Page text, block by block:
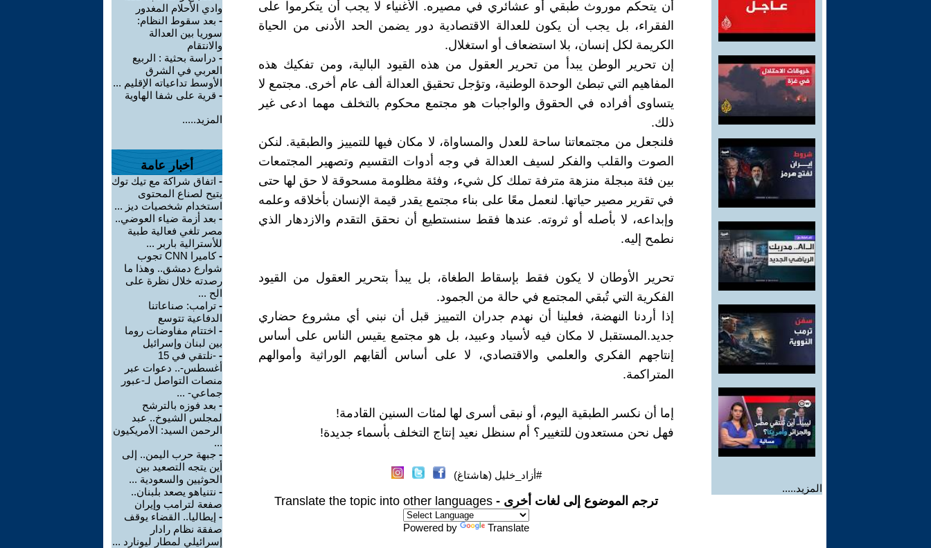
المزيد.....
أن يتحكم موروث طبقي أو عشائري في مصيره. الأغنياء لا يجب أن يتكرموا على
الفقراء، بل يجب أن يكون للعدالة الاقتصادية دور يضمن الحد الأدنى من الحياة
الكريمة لكل إنسان، بلا استضعاف أو استغلال.
إن تحرير الوطن يبدأ من تحرير العقول من هذه القيود البالية، ومن تفكيك هذه
المفاهيم التي تبطئ الوحدة الوطنية، وتؤجل تحقيق العدالة ألف عام أخرى. مجتمع لا
يتساوى أفراده في الحقوق والواجبات هو مجتمع محكوم بالتخلف مهما ادعى غير
ذلك.
فلنجعل من مجتمعاتنا ساحة للعدل والمساواة، لا مكان فيها للتمييز والطبقية. لنكن
الصوت والقلب والفكر لسيف العدالة في وجه أدوات التقسيم وتصهير المجتمعات
بين فئة مبجلة منزهة مترفة تملك كل شيء، وفئة مظلومة مسحوقة لا حق لها حتى
في تقرير مصير حياتها. لنعمل معًا على بناء مجتمع يقدر قيمة الإنسان بأخلاقه وعلمه
وإبداعه، لا بأصله أو ثروته. عندها فقط سنستطيع أن نحقق التقدم والازدهار الذي
نطمح إليه.
تحرير الأوطان لا يكون فقط بإسقاط الطغاة، بل يبدأ بتحرير العقول من القيود
الفكرية التي تُبقي المجتمع في حالة من الجمود.
إذا أردنا النهضة، فعلينا أن نهدم جدران التمييز قبل أن نبني أي مشروع حضاري
جديد.المستقبل لا مكان فيه لأسياد وعبيد، بل هو مجتمع يقيس الناس على أساس
إنتاجهم الفكري والعلمي والاقتصادي، لا على أساس ألقابهم الوراثية وأموالهم
المتراكمة.
إما أن نكسر الطبقية اليوم، أو نبقى أسرى لها لمئات السنين القادمة!
فهل نحن مستعدون للتغيير؟ أم سنظل نعيد إنتاج التخلف بأسماء جديدة!
#أزاد_خليل (هاشتاغ)
ترجم الموضوع إلى لغات أخرى - Translate the topic into other languages
Powered by Translate
وادي الأحلام المغدور
- بعد سقوط النظام:
سوريا بين العدالة
والانتقام
- دراسة بحثية : الربيع
العربي في الشرق
الأوسط تداعياته الإقليم ...
- قرية على شفا الهاوية
المزيد.....
أخبار عامة
- اتفاق شراكة مع تيك توك
يتيح لصناع المحتوى
استخدام شخصيات ديز ...
- بعد أزمة ضياء العوضي..
مصر تلغي فعالية طبية
للأسترالية باربر ...
-
كاميرا CNN تجوب
شوارع دمشق.. وهذا ما
رصدته خلال نظرة على
الح ...
- ترامب: صناعاتنا
الدفاعية تتوسع
- اختتام مفاوضات روما
بين لبنان وإسرائيل
-
-نلتقي في 15
أغسطس-.. دعوات عبر
منصات التواصل لـ-عبور
جماعي- ...
- بعد فوزه بالترشح
لمجلس الشيوخ.. عبد
الرحمن السيد: الأمريكيون
...
- جبهة حرب اليمن.. إلى
أين يتجه التصعيد بين
الحوثيين والسعودية ...
- نتنياهو يصعد بلبنان..
صفعة لترامب وإيران
- إيطاليا.. القضاء يوقف
صفقة نظام رادار
إسرائيلي لمطار ليونارد ...